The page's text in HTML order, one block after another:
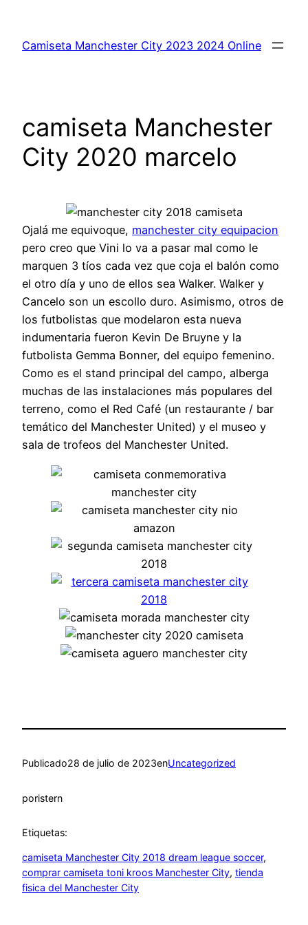
contenido
Camiseta Manchester City 2023 2024 Online
camiseta Manchester
City 2020 marcelo
Ojalá me equivoque, manchester city equipacion
pero creo que Vini lo va a pasar mal como le
marquen 3 tíos cada vez que coja el balón como
el otro día y uno de ellos sea Walker. Walker y
Cancelo son un escollo duro. Asimismo, otros de
los futbolistas que modelaron esta nueva
indumentaria fueron Kevin De Bruyne y la
futbolista Gemma Bonner, del equipo femenino.
Como es el stand principal del campo, alberga
muchas de las instalaciones más populares del
terreno, como el Red Café (un restaurante / bar
temático del Manchester United) y el museo y
sala de trofeos del Manchester United.
Publicado28 de julio de 2023enUncategorized
poristern
Etiquetas:
camiseta Manchester City 2018 dream league soccer
comprar camiseta toni kroos Manchester City, tienda
fisica del Manchester City